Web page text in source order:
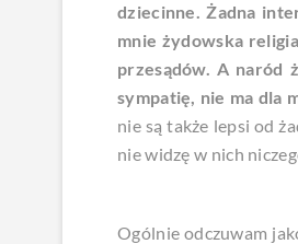
dziecinne. Żadna
mnie żydowska
przesądów. A naród
sympatię, nie ma dla
nie są także lepsi od
nie widzę w nich
Ogólnie odczuwam